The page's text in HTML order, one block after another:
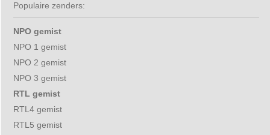
Populaire zenders:
NPO gemist
NPO 1 gemist
NPO 2 gemist
NPO 3 gemist
RTL gemist
RTL4 gemist
RTL5 gemist